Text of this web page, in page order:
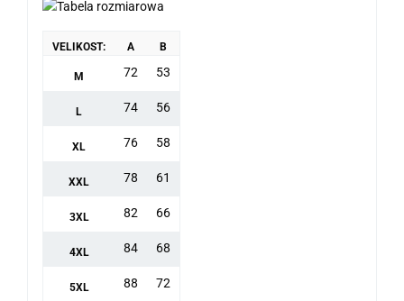
VELIKOST: A B
M 72 53
L 74 56
XL 76 58
XXL 78 61
3XL 82 66
4XL 84 68
5XL 88 72